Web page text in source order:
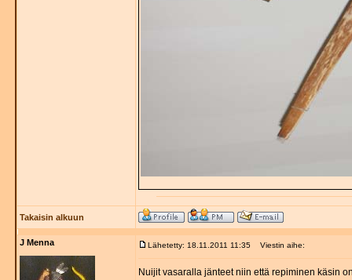
Takaisin alkuun
J Menna Lähetetty: 18.11.2011 11:35 Viestin aihe:
Nuijit vasaralla jänteet niin että repiminen käsin